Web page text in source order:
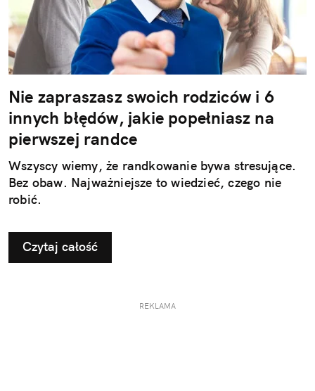
Nie zapraszasz swoich rodziców i 6
innych błędów, jakie popełniasz na
pierwszej randce
Wszyscy wiemy, że randkowanie bywa stresujące.
Bez obaw. Najważniejsze to wiedzieć, czego nie
robić.
Czytaj całość
REKLAMA